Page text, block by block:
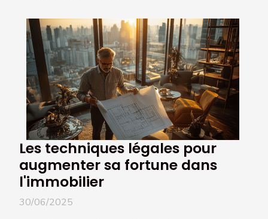
Les techniques légales pour
augmenter sa fortune dans
l'immobilier
30/06/2025